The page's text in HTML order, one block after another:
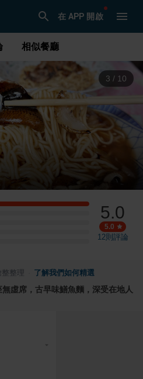
在 APP 開啟
相似餐廳
3 / 10
5.0
5.0
12則評論
整理 了解我們如何精選
虛席，古早味鱔魚麵，深受在地人